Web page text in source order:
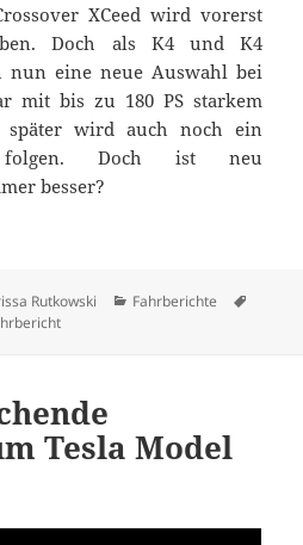
XCeed wird vorerst
Doch als K4 und K4
nun eine neue Auswahl bei
mit bis zu 180 PS starkem
später wird auch noch ein
folgen. Doch ist neu
besser?
Rutkowski Kategorien
Fahrberichte
Tesla Model